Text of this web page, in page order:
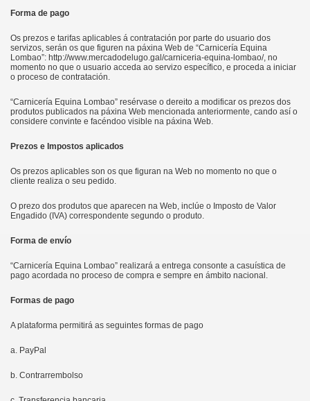
Forma de pago
Os prezos e tarifas aplicables á contratación por parte do usuario dos
servizos, serán os que figuren na páxina Web de “Carnicería Equina
Lombao”: http://www.mercadodelugo.gal/carniceria-equina-lombao/, no
momento no que o usuario acceda ao servizo específico, e proceda a iniciar
o proceso de contratación.
“Carnicería Equina Lombao” resérvase o dereito a modificar os prezos dos
produtos publicados na páxina Web mencionada anteriormente, cando así o
considere convinte e facéndoo visible na páxina Web.
Prezos e Impostos aplicados
Os prezos aplicables son os que figuran na Web no momento no que o
cliente realiza o seu pedido.
O prezo dos produtos que aparecen na Web, inclúe o Imposto de Valor
Engadido (IVA) correspondente segundo o produto.
Forma de envío
“Carnicería Equina Lombao” realizará a entrega consonte a casuística de
pago acordada no proceso de compra e sempre en ámbito nacional.
Formas de pago
A plataforma permitirá as seguintes formas de pago
a. PayPal
b. Contrarrembolso